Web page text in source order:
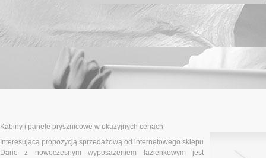
Kabiny i panele prysznicowe w okazyjnych cenach
Interesującą propozycją sprzedażową od internetowego sklepu
Dario z nowoczesnym wyposażeniem łazienkowym jest